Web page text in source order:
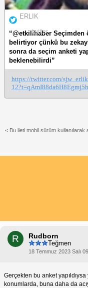
ERLIK
twitter
“@etkilihaber
belirtiyor çünkü bu
sonra da seçim anketi
beklenebilirdi”
https://twitter.com/
< Bu ileti mobil sürüm kullanılarak
R Rudborn
Teğmen
18 Temmuz 2023 Salı
Gerçekten bu anket
konumlarda, buna daha da